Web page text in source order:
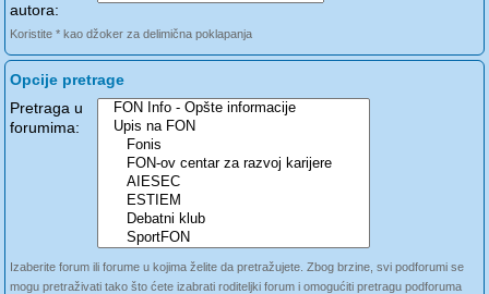
autora:
Koristite * kao džoker za delimična poklapanja
Opcije pretrage
Pretraga u
forumima:
Izaberite forum ili forume u kojima želite da pretražujete. Zbog brzine, svi podforumi se
mogu pretraživati tako što ćete izabrati roditeljki forum i omogućiti pretragu podforuma